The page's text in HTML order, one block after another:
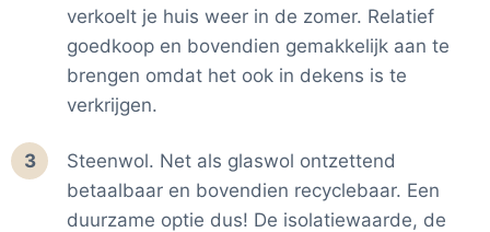
product dat 30 euro kost en waarmee je 60 euro
aan energieverbruik terugverdiend heeft
bijvoorbeeld een terugverdientijd van een half jaar.
Gemak: Hierbij kijken hoe we hoe snel je een actie
een beetje handig bent. Voor jouw situatie kan dit
een stuk hoger (of lager) liggen.
verkoelt je huis weer in de zomer. Relatief
goedkoop en bovendien gemakkelijk aan te
brengen omdat het ook in dekens is te
verkrijgen.
3
Steenwol. Net als glaswol ontzettend
betaalbaar en bovendien recyclebaar. Een
duurzame optie dus! De isolatiewaarde, de